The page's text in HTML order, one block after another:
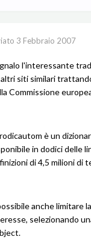
3 Febbraio 2007
l'interessante
siti similari
Commissione
è un
in dodici delle
di 4,5 milioni di
anche limitare
selezionando